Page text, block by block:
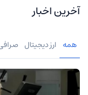
آخرین اخبار
همه ارز دیجیتال